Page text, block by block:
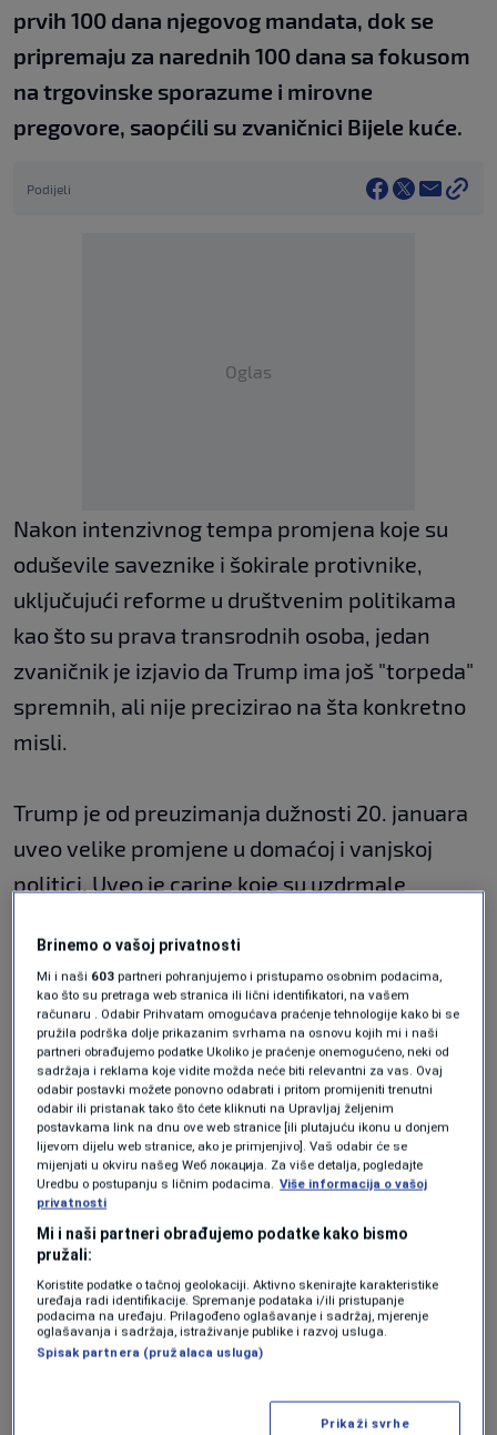
prvih 100 dana njegovog mandata, dok se
pripremaju za narednih 100 dana sa fokusom
na trgovinske sporazume i mirovne
pregovore, saopćili su zvaničnici Bijele kuće.
Podijeli
Oglas
Nakon intenzivnog tempa promjena koje su
oduševile saveznike i šokirale protivnike,
uključujući reforme u društvenim politikama
kao što su prava transrodnih osoba, jedan
zvaničnik je izjavio da Trump ima još "torpeda"
spremnih, ali nije precizirao na šta konkretno
misli.
Trump je od preuzimanja dužnosti 20. januara
uveo velike promjene u domaćoj i vanjskoj
politici. Uveo je carine koje su uzdrmale
zaposlenih u federalnim institucijama i ukinuo
programe raznolikosti u javnom i privatnom
sektoru. Također je u više navrata napadao
akademske institucije, pravne firme i sudove.
Ove sedmice Trump planira posjetu Michiganu,
gdje će održati miting povodom obilježavanja
100 dana mandata. Bijela kuća planira
istaknuti njegovu ekonomsku viziju,
protjerivanje nedokumentovanih imigranata,
izmjene u vanjskoj politici i rad Ministarstva za
efikasnost vlade pod vodstvom milijardera
birokratiju i eliminisati rasipanje resursa.
Brinemo o vašoj privatnosti
Mi i naši 603 partneri pohranjujemo i pristupamo osobnim podacima,
kao što su pretraga web stranica ili lični identifikatori, na vašem
računaru . Odabir Prihvatam omogućava praćenje tehnologije kako bi se
pružila podrška dolje prikazanim svrhama na osnovu kojih mi i naši
partneri obrađujemo podatke Ukoliko je praćenje onemogućeno, neki od
sadržaja i reklama koje vidite možda neće biti relevantni za vas. Ovaj
odabir postavki možete ponovno odabrati i pritom promijeniti trenutni
odabir ili pristanak tako što ćete kliknuti na Upravljaj željenim
postavkama link na dnu ove web stranice [ili plutajuću ikonu u donjem
lijevom dijelu web stranice, ako je primjenjivo]. Vaš odabir će se
mijenjati u okviru našeg Wеб локација. Za više detalja, pogledajte
Uredbu o postupanju s ličnim podacima. Više informacija o vašoj
privatnosti
Mi i naši partneri obrađujemo podatke kako bismo
pružali:
Koristite podatke o tačnoj geolokaciji. Aktivno skenirajte karakteristike
uređaja radi identifikacije. Spremanje podataka i/ili pristupanje
podacima na uređaju. Prilagođeno oglašavanje i sadržaj, mjerenje
oglašavanja i sadržaja, istraživanje publike i razvoj usluga.
Spisak partnera (pružalaca usluga)
Prikaži svrhe